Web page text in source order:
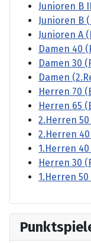
Junioren B
Junioren B
Junioren A
Damen 40
Damen 30
Damen
Herren 70
Herren 65
2.Herren
2.Herren
1.Herren
Herren 30
1.Herren